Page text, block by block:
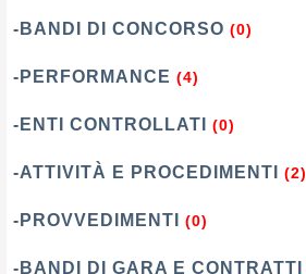
-BANDI DI CONCORSO (0)
-PERFORMANCE (4)
-ENTI CONTROLLATI (0)
-ATTIVITÀ E PROCEDIMENTI (2)
-PROVVEDIMENTI (0)
-BANDI DI GARA E CONTRATTI